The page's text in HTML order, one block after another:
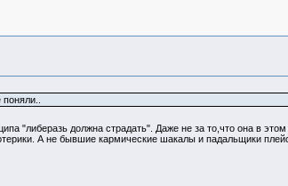
"либеразь должна страдать". Даже не за то,что она в
А не бывшие кармические шакалы и падальщики